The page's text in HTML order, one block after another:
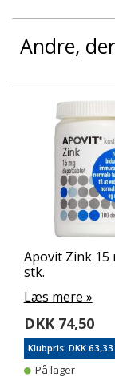
Andre,
Apovit Zink 15
stk.
Læs mere »
DKK 74,50
Klubpris: DKK 63,33
På lager